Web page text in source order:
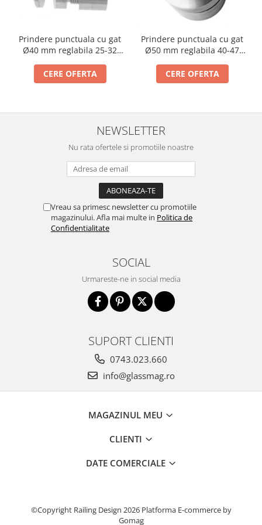
Cabluri si componente montanti
Mana curenta perete
Mana curenta
Suporti mana curenta
Prinderi punctuale
Conectori sticla
Accesorii prinderi punctuale
Seturi copertina
Componente copertina
Sisteme antipanica
Accesorii compartimentare toalete
Prindere punctuala cu gat
Ø40 mm reglabila 25-32
CERE OFERTA
Prindere punctuala cu gat
Ø50 mm reglabila 40-47
CERE OFERTA
NEWSLETTER
Nu rata ofertele si promotiile noastre
Vreau sa primesc newsletter cu promotiile
magazinului. Afla mai multe in Politica de
Confidentialitate
SOCIAL
Urmareste-ne in social media
SUPORT CLIENTI
0743.023.660
info@glassmag.ro
MAGAZINUL MEU
CLIENTI
DATE COMERCIALE
©Copyright Railing Design 2026 Platforma E-commerce by
Gomag